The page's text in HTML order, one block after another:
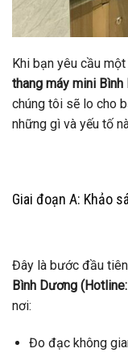
Khi bạn yêu cầu
thang máy mini Bình
chúng tôi sẽ lo cho
những gì và yếu tố
Giai đoạn A: Khảo
Đây là bước đầu
Bình Dương
nơi:
Đo đạc không